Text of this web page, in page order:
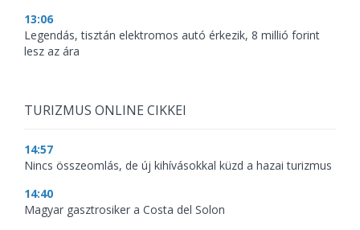
13:06
Legendás, tisztán elektromos autó érkezik, 8 millió forint
lesz az ára
TURIZMUS ONLINE CIKKEI
14:57
Nincs összeomlás, de új kihívásokkal küzd a hazai turizmus
14:40
Magyar gasztrosiker a Costa del Solon